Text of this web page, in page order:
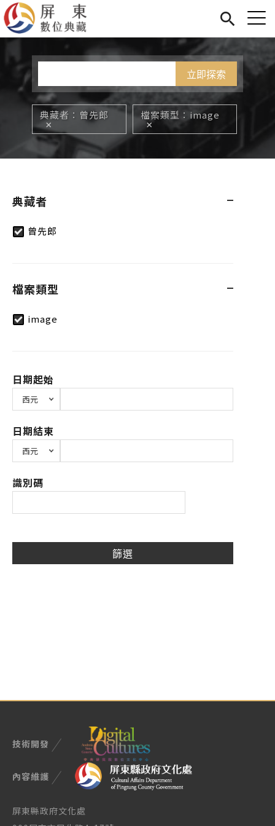
展覽
關於我們
Jump to Main content
您在這裡
典藏者 曾先郎 檔案類型 image
典藏者
曾先郎
檔案類型
image
日期起始
日期結束
識別碼
技術開發
內容維護
屏東縣政府文化處